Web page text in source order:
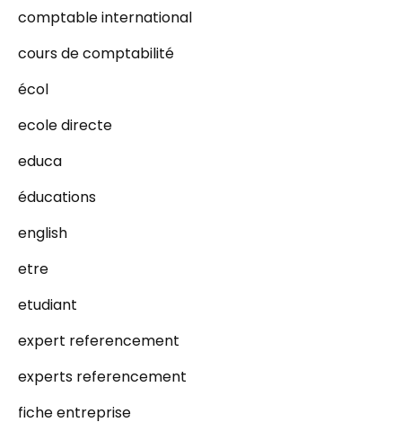
comptable international
cours de comptabilité
écol
ecole directe
educa
éducations
english
etre
etudiant
expert referencement
experts referencement
fiche entreprise